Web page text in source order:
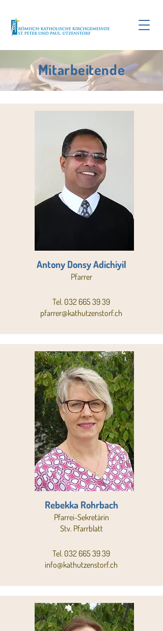
Mitarbeitende
Antony Donsy Adichiyil
Pfarrer
Tel. 032 665 39 39
pfarrer@kathutzenstorf.ch
Rebekka Rohrbach
Pfarrei-Sekretärin
Stv. Pfarrblatt
Tel. 032 665 39 39
info@kathutzenstorf.ch